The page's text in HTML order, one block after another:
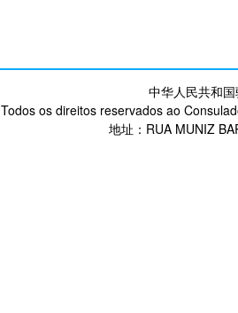
中华人民共和
Todos os direitos reservados ao
地址：RUA MUNIZ